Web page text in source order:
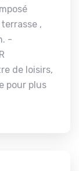
,
-
de loisirs,
pour plus